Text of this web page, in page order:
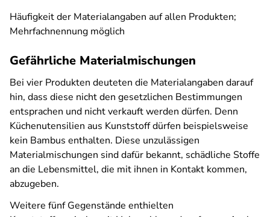
Häufigkeit der Materialangaben auf allen Produkten;
Mehrfachnennung möglich
Gefährliche Materialmischungen
Bei vier Produkten deuteten die Materialangaben darauf
hin, dass diese nicht den gesetzlichen Bestimmungen
entsprachen und nicht verkauft werden dürfen. Denn
Küchenutensilien aus Kunststoff dürfen beispielsweise
kein Bambus enthalten. Diese unzulässigen
Materialmischungen sind dafür bekannt, schädliche Stoffe
an die Lebensmittel, die mit ihnen in Kontakt kommen,
abzugeben.
Weitere fünf Gegenstände enthielten